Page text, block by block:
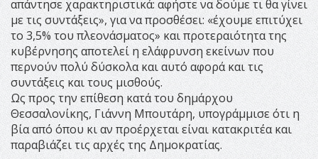
απάντησε χαρακτηριστικά: αφήστε να δούμε τι θα γίνει
με τις συντάξεις», για να προσθέσει: «έχουμε επιτύχει
το 3,5% του πλεονάσματος» και προτεραιότητα της
κυβέρνησης αποτελεί η ελάφρυνση εκείνων που
περνούν πολύ δύσκολα και αυτό αφορά και τις
συντάξεις και τους μισθούς.
Ως προς την επίθεση κατά του δημάρχου
Θεσσαλονίκης, Γιάννη Μπουτάρη, υπογράμμισε ότι η
βία από όπου κι αν προέρχεται είναι κατακριτέα και
παραβιάζει τις αρχές της Δημοκρατίας.